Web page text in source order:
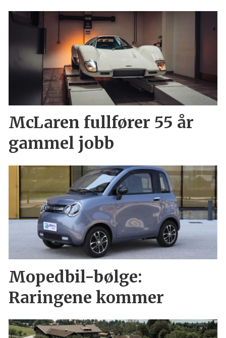
McLaren fullfører 55 år
gammel jobb
Mopedbil-bølge:
Raringene kommer